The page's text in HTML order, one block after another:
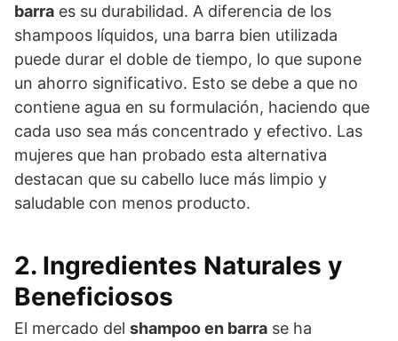
barra es su durabilidad. A diferencia de los
shampoos líquidos, una barra bien utilizada
puede durar el doble de tiempo, lo que supone
un ahorro significativo. Esto se debe a que no
contiene agua en su formulación, haciendo que
cada uso sea más concentrado y efectivo. Las
mujeres que han probado esta alternativa
destacan que su cabello luce más limpio y
saludable con menos producto.
2. Ingredientes Naturales y
Beneficiosos
El mercado del shampoo en barra se ha